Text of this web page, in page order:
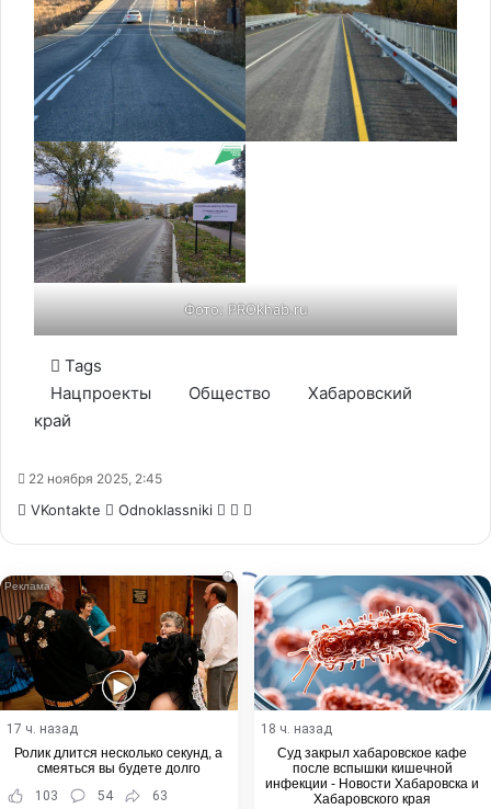
Фото: PROkhab.ru
Tags
Нацпроекты
Общество
Хабаровский
край
22 ноября 2025, 2:45
VKontakte Odnoklassniki WhatsApp
Telegram
i
17 ч. назад
Ролик длится несколько секунд, а
смеяться вы будете долго
103
54 63
18 ч. назад
Суд закрыл хабаровское кафе
после вспышки кишечной
инфекции - Новости Хабаровска и
Хабаровского края